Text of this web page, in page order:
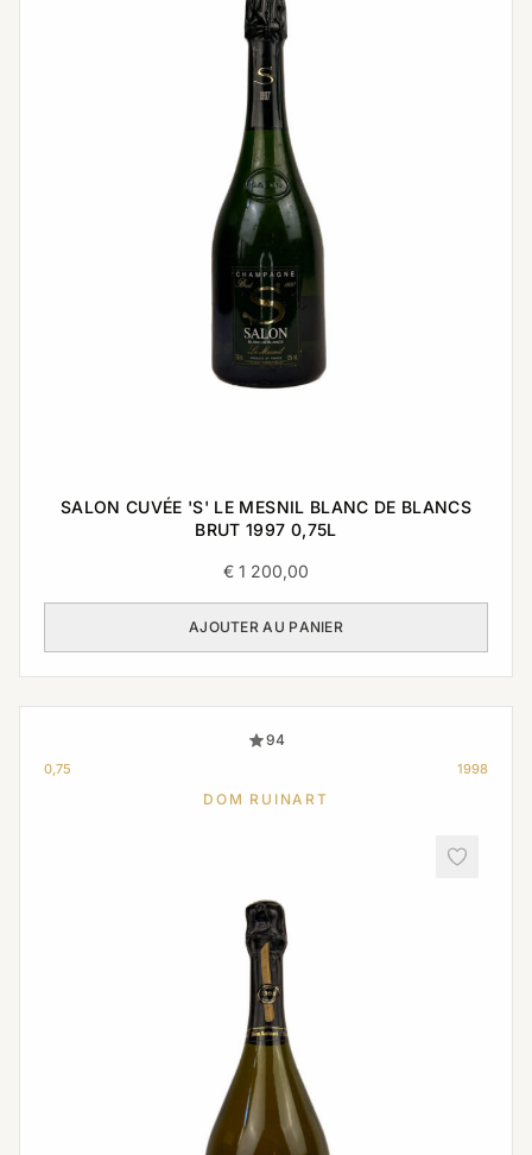
SALON CUVÉE 'S' LE MESNIL BLANC DE BLANCS
BRUT 1997 0,75L
€ 1 200,00
AJOUTER AU PANIER
94
0,75 1998
DOM RUINART